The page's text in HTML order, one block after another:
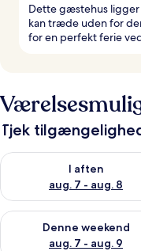
Dette gæstehus ligger
kan træde uden for
for en perfekt ferie
Tjek
I aften
aug. 7 - aug. 8
Tjek tilgængelighed for i
Denne weekend
aug. 7 - aug. 9
Tjek tilgængelighed for